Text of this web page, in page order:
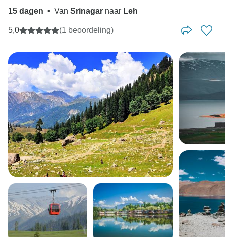
15 dagen • Van Srinagar naar Leh
5,0 (1 beoordeling)